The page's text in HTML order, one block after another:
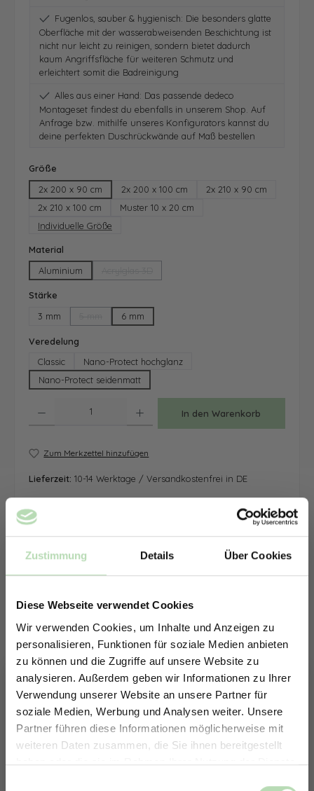
Zustimmung Details Über Cookies
Diese Webseite verwendet Cookies
Wir verwenden Cookies, um Inhalte und Anzeigen zu
personalisieren, Funktionen für soziale Medien anbieten
zu können und die Zugriffe auf unsere Website zu
analysieren. Außerdem geben wir Informationen zu Ihrer
Verwendung unserer Website an unsere Partner für
soziale Medien, Werbung und Analysen weiter. Unsere
Partner führen diese Informationen möglicherweise mit
weiteren Daten zusammen, die Sie ihnen bereitgestellt
haben oder die sie im Rahmen Ihrer Nutzung der Dienste
Fugenlos, sauber & hygienisch: Die besonders glatte
Oberfläche mit der wasserabweisenden Beschichtung ist
nicht nur leicht zu reinigen, sondern bietet dadurch
kaum Angriffsfläche für weiteren Schmutz und
erleichtert somit die Badreinigung
Alles aus einer Hand: Das passende dedeco
Montageset findest du ebenfalls in unserem Shop. Auf
Anfrage bzw. mithilfe unseres Konfigurators kannst du
deine perfekten Duschrückwände auf Maß bestellen
Größe
2x 200 x 90 cm
2x 200 x 100 cm
2x 210 x 90 cm
2x 210 x 100 cm
Muster 10 x 20 cm
Individuelle Größe
Material
Aluminium
Stärke
3 mm
(Diese Option ist zurzeit nicht verfügbar.)
6 mm
Veredelung
Classic
Nano-Protect hochglanz
Nano-Protect seidenmatt
In den Warenkorb
Zum Merkzettel hinzufügen
Lieferzeit: 10-14 Werktage / Versandkostenfrei in DE
ERHALTE 5% RABATT AUF
DEINE RÜCKWÄNDE